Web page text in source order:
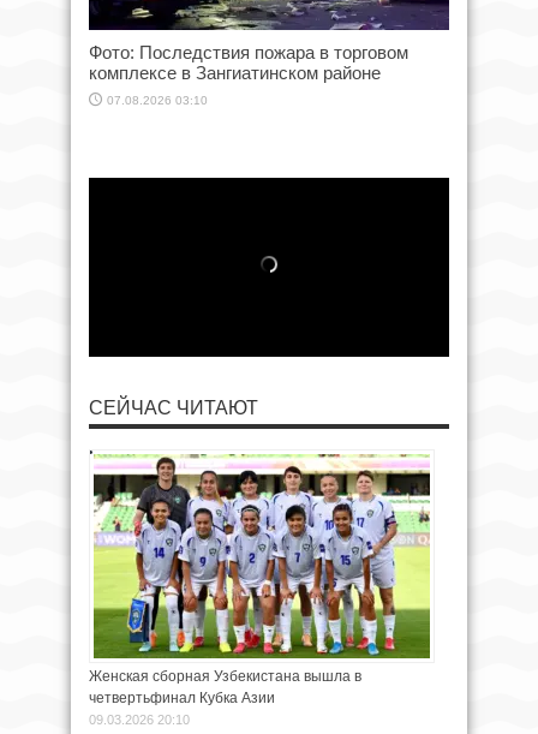
Фото: Последствия пожара в торговом
комплексе в Зангиатинском районе
07.08.2026 03:10
СЕЙЧАС ЧИТАЮТ
Женская сборная Узбекистана вышла в
четвертьфинал Кубка Азии
09.03.2026 20:10